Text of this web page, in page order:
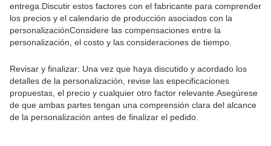
entrega.Discutir estos factores con el fabricante para comprender
los precios y el calendario de producción asociados con la
personalizaciónConsidere las compensaciones entre la
personalización, el costo y las consideraciones de tiempo.
Revisar y finalizar: Una vez que haya discutido y acordado los
detalles de la personalización, revise las especificaciones
propuestas, el precio y cualquier otro factor relevante.Asegúrese
de que ambas partes tengan una comprensión clara del alcance
de la personalización antes de finalizar el pedido.